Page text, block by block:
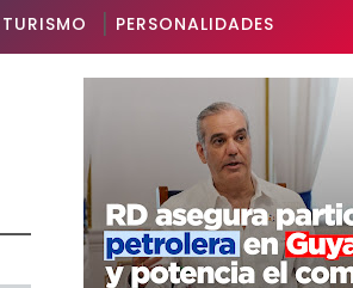
TURISMO PERSONALIDADES